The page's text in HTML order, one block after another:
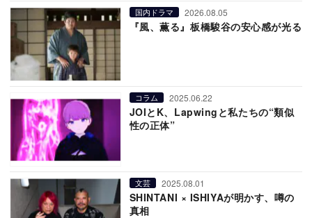
国内ドラマ 2026.08.05
『風、薫る』板橋駿谷の安心感が光る
コラム 2025.06.22
JOIとK、Lapwingと私たちの“類似
性の正体”
文芸 2025.08.01
SHINTANI × ISHIYAが明かす、噂の
真相